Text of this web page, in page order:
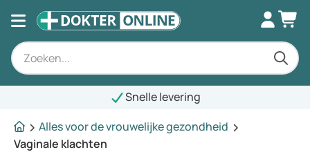
Snelle levering
Alles voor de vrouwelijke gezondheid
Vaginale klachten